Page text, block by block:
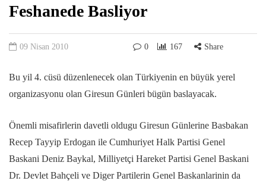
Feshanede Basliyor
09 Nisan 2010 0 167 Share
Bu yil 4. cüsü düzenlenecek olan Türkiyenin en büyük yerel
organizasyonu olan Giresun Günleri bügün baslayacak.
Önemli misafirlerin davetli oldugu Giresun Günlerine Basbakan
Recep Tayyip Erdogan ile Cumhuriyet Halk Partisi Genel
Baskani Deniz Baykal, Milliyetçi Hareket Partisi Genel Baskani
Dr. Devlet Bahçeli ve Diger Partilerin Genel Baskanlarinin da